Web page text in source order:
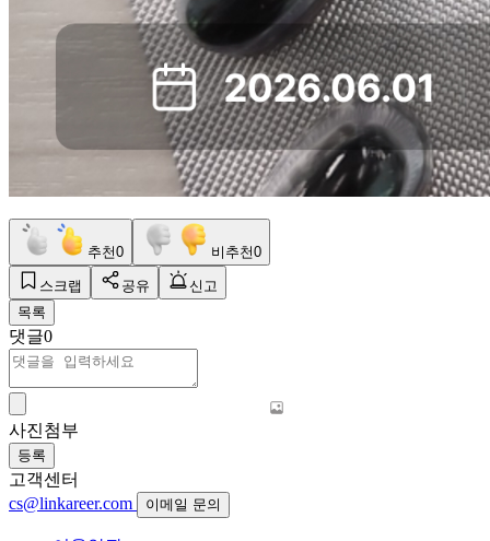
추천0 비추천0
스크랩 공유
신고
목록
댓글0
사진첨부
등록
고객센터
cs@linkareer.com
이메일 문의